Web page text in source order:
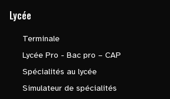
Lycée
Terminale
Lycée Pro - Bac pro – CAP
Spécialités au lycée
Simulateur de spécialités